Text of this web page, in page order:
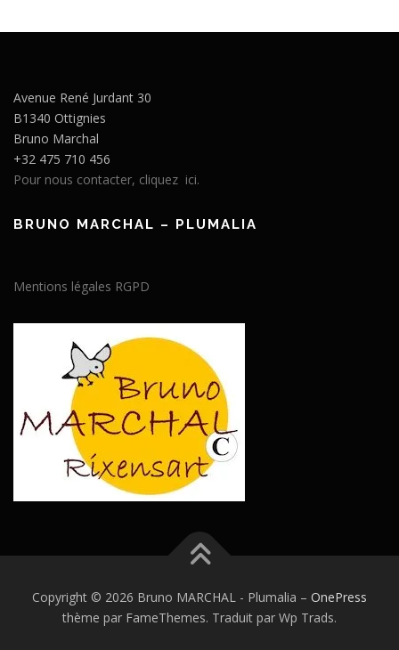
Avenue René Jurdant 30
B1340 Ottignies
Bruno Marchal
+32 475 710 456
Pour nous contacter, cliquez ici.
BRUNO MARCHAL – PLUMALIA
Mentions légales RGPD
Copyright © 2026 Bruno MARCHAL - Plumalia – OnePress
thème par FameThemes. Traduit par Wp Trads.